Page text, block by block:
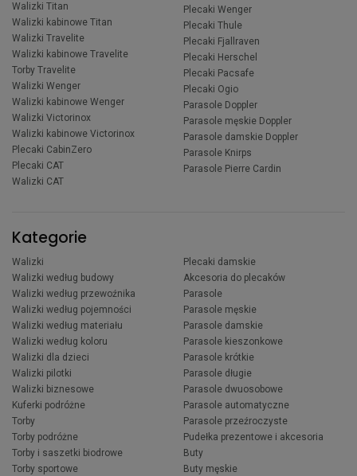
Walizki Titan
Walizki kabinowe Titan
Walizki Travelite
Walizki kabinowe Travelite
Torby Travelite
Walizki Wenger
Walizki kabinowe Wenger
Walizki Victorinox
Walizki kabinowe Victorinox
Plecaki CabinZero
Plecaki CAT
Walizki CAT
Plecaki Wenger
Plecaki Thule
Plecaki Fjallraven
Plecaki Herschel
Plecaki Pacsafe
Plecaki Ogio
Parasole Doppler
Parasole męskie Doppler
Parasole damskie Doppler
Parasole Knirps
Parasole Pierre Cardin
Kategorie
Walizki
Walizki według budowy
Walizki według przewoźnika
Walizki według pojemności
Walizki według materiału
Walizki według koloru
Walizki dla dzieci
Walizki pilotki
Walizki biznesowe
Kuferki podróżne
Torby
Torby podróżne
Torby i saszetki biodrowe
Torby sportowe
Plecaki damskie
Akcesoria do plecaków
Parasole
Parasole męskie
Parasole damskie
Parasole kieszonkowe
Parasole krótkie
Parasole długie
Parasole dwuosobowe
Parasole automatyczne
Parasole przeźroczyste
Pudełka prezentowe i akcesoria
Buty
Buty męskie